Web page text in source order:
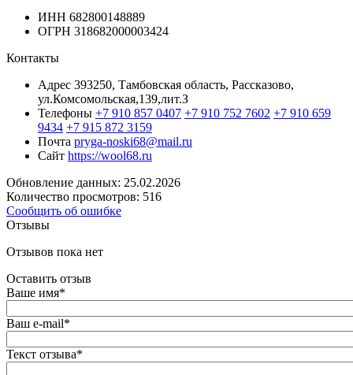
ИНН 682800148889
ОГРН 318682000003424
Контакты
Адрес 393250, Тамбовская область, Рассказово,
ул.Комсомольская,139,лит.З
Телефоны +7 910 857 0407 +7 910 752 7602 +7 910 659
9434 +7 915 872 3159
Почта pryga-noski68@mail.ru
Сайт https://wool68.ru
Обновление данных: 25.02.2026
Количество просмотров: 516
Сообщить об ошибке
Отзывы
Отзывов пока нет
Оставить отзыв
Ваше имя*
Ваш e-mail*
Текст отзыва*